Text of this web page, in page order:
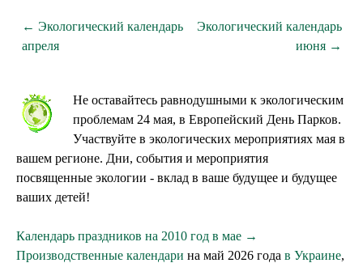
← Экологический календарь
апреля
Экологический календарь
июня →
Не оставайтесь равнодушными к экологическим
проблемам 24 мая, в Европейский День Парков.
Участвуйте в экологических мероприятиях мая в
вашем регионе. Дни, события и мероприятия
посвященные экологии - вклад в ваше будущее и будущее
ваших детей!
Календарь праздников на 2010 год в мае →
Производственные календари на май 2026 года в Украине,